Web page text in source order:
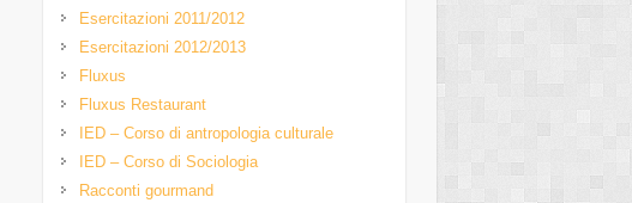
Esercitazioni 2011/2012
Esercitazioni 2012/2013
Fluxus
Fluxus Restaurant
IED – Corso di antropologia culturale
IED – Corso di Sociologia
Racconti gourmand